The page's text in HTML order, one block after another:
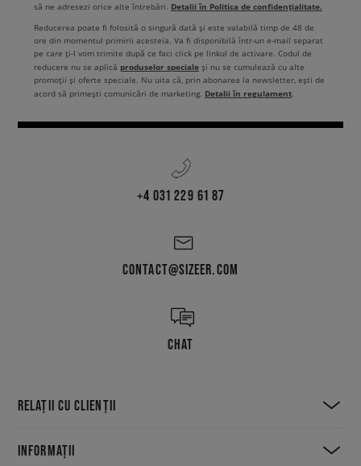
să ne adresezi orice alte întrebări. Detalii în Politica de confidențialitate.
Reducerea poate fi folosită o singură dată și este valabilă timp de 48 de
ore din momentul primirii acesteia. Va fi disponibilă într-un e-mail separat
pe care ți-l vom trimite după ce faci click pe linkul de activare. Codul de
reducere nu se aplică produselor speciale și nu se cumulează cu alte
promoții și oferte speciale. Nu uita că, prin abonarea la newsletter, ești de
acord să primești comunicări de marketing. Detalii în regulament.
+4 031 229 61 87
CONTACT@SIZEER.COM
CHAT
RELAȚII CU CLIENȚII
INFORMAȚII